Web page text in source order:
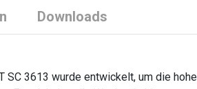
Downloads
SC 3613 wurde entwickelt, um die